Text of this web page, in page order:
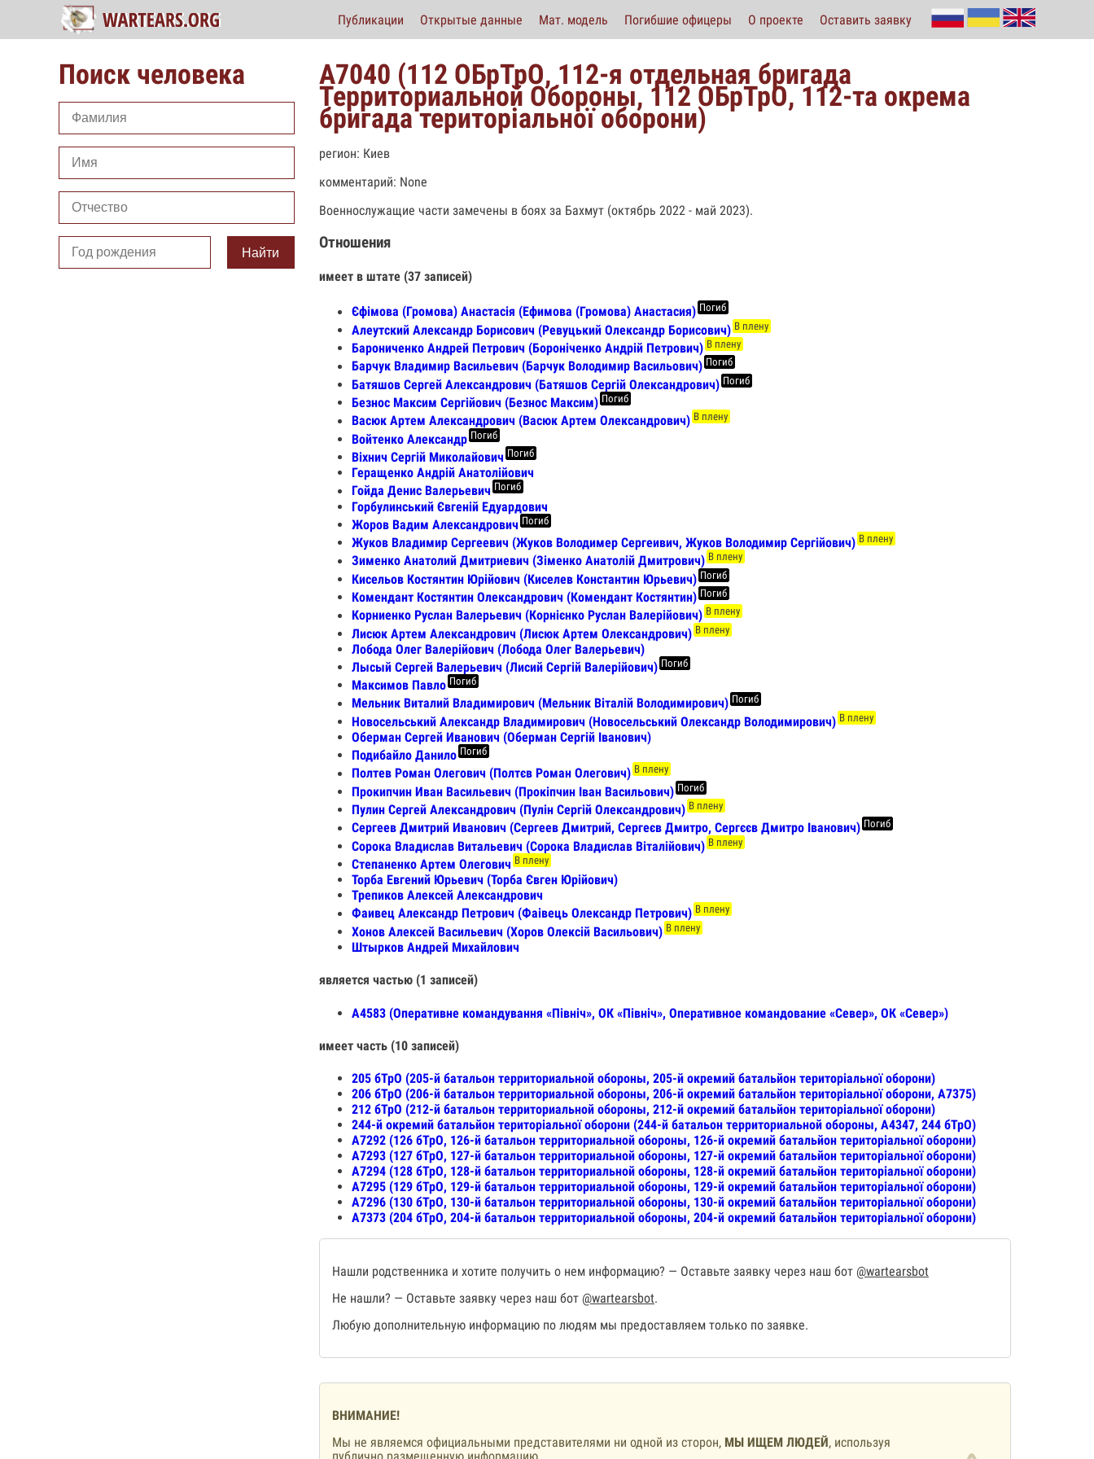
Публикации Открытые данные Мат. модель Погибшие офицеры О проекте Оставить заявку
Поиск человека
Найти
А7040 (112 ОБрТрО, 112-я отдельная бригада
Территориальной Обороны, 112 ОБрТрО, 112-та окрема
бригада територіальної оборони)
регион: Киев
комментарий: None
Военнослужащие части замечены в боях за Бахмут (октябрь 2022 - май 2023).
Отношения
имеет в штате (37 записей)
Єфімова (Громова) Анастасія (Ефимова (Громова) Анастасия) Погиб
Алеутский Александр Борисович (Ревуцький Олександр Борисович) В плену
Барониченко Андрей Петрович (Бороніченко Андрій Петрович) В плену
Барчук Владимир Васильевич (Барчук Володимир Васильович) Погиб
Батяшов Сергей Александрович (Батяшов Сергій Олександрович) Погиб
Безнос Максим Сергійович (Безнос Максим) Погиб
Васюк Артем Александрович (Васюк Артем Олександрович) В плену
Войтенко Александр Погиб
Віхнич Сергій Миколайович Погиб
Геращенко Андрій Анатолійович
Гойда Денис Валерьевич Погиб
Горбулинський Євгеній Едуардович
Жоров Вадим Александрович Погиб
Жуков Владимир Сергеевич (Жуков Володимер Сергеивич, Жуков Володимир Сергійович) В плену
Зименко Анатолий Дмитриевич (Зіменко Анатолій Дмитрович) В плену
Кисельов Костянтин Юрійович (Киселев Константин Юрьевич) Погиб
Комендант Костянтин Олександрович (Комендант Костянтин) Погиб
Корниенко Руслан Валерьевич (Корнієнко Руслан Валерійович) В плену
Лисюк Артем Александрович (Лисюк Артем Олександрович) В плену
Лобода Олег Валерійович (Лобода Олег Валерьевич)
Лысый Сергей Валерьевич (Лисий Сергій Валерійович) Погиб
Максимов Павло Погиб
Мельник Виталий Владимирович (Мельник Віталій Володимирович) Погиб
Новосельський Александр Владимирович (Новосельський Олександр Володимирович) В плену
Оберман Сергей Иванович (Оберман Сергій Іванович)
Подибайло Данило Погиб
Полтев Роман Олегович (Полтєв Роман Олегович) В плену
Прокипчин Иван Васильевич (Прокіпчин Іван Васильович) Погиб
Пулин Сергей Александрович (Пулін Сергій Олександрович) В плену
Сергеев Дмитрий Иванович (Сергеев Дмитрий, Сергеєв Дмитро, Сергєєв Дмитро Іванович) Погиб
Сорока Владислав Витальевич (Сорока Владислав Віталійович) В плену
Степаненко Артем Олегович В плену
Торба Евгений Юрьевич (Торба Євген Юрійович)
Трепиков Алексей Александрович
Фаивец Александр Петрович (Фаівець Олександр Петрович) В плену
Хонов Алексей Васильевич (Хоров Олексій Васильович) В плену
Штырков Андрей Михайлович
является частью (1 записей)
А4583 (Оперативне командування «Північ», ОК «Північ», Оперативное командование «Север», ОК «Север»)
имеет часть (10 записей)
205 бТрО (205-й батальон территориальной обороны, 205-й окремий батальйон територіальної оборони)
206 бТрО (206-й батальон территориальной обороны, 206-й окремий батальйон територіальної оборони, А7375)
212 бТрО (212-й батальон территориальной обороны, 212-й окремий батальйон територіальної оборони)
244-й окремий батальйон територіальної оборони (244-й батальон территориальной обороны, А4347, 244 бТрО)
А7292 (126 бТрО, 126-й батальон территориальной обороны, 126-й окремий батальйон територіальної оборони)
А7293 (127 бТрО, 127-й батальон территориальной обороны, 127-й окремий батальйон територіальної оборони)
А7294 (128 бТрО, 128-й батальон территориальной обороны, 128-й окремий батальйон територіальної оборони)
А7295 (129 бТрО, 129-й батальон территориальной обороны, 129-й окремий батальйон територіальної оборони)
А7296 (130 бТрО, 130-й батальон территориальной обороны, 130-й окремий батальйон територіальної оборони)
А7373 (204 бТрО, 204-й батальон территориальной обороны, 204-й окремий батальйон територіальної оборони)
Нашли родственника и хотите получить о нем информацию? — Оставьте заявку через наш бот @wartearsbot
Не нашли? — Оставьте заявку через наш бот @wartearsbot.
Любую дополнительную информацию по людям мы предоставляем только по заявке.
ВНИМАНИЕ!
Мы не являемся официальными представителями ни одной из сторон, МЫ ИЩЕМ ЛЮДЕЙ, используя